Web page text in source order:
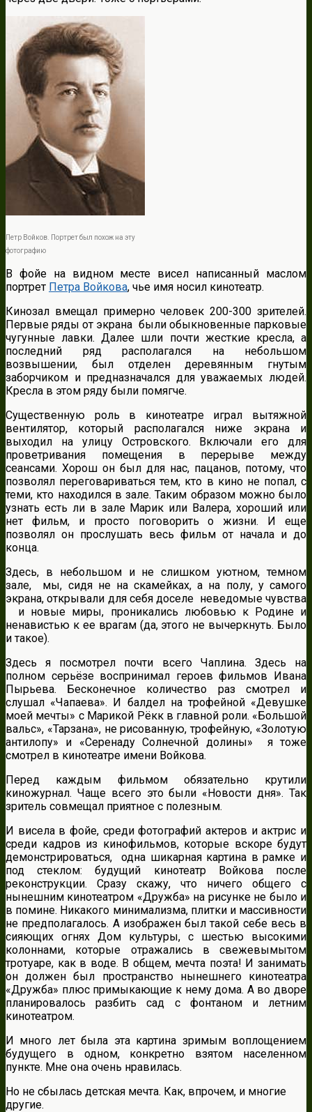
Петр Войков. Портрет был похож на эту
фотографию
В фойе на видном месте висел написанный маслом
портрет Петра Войкова, чье имя носил кинотеатр.
Кинозал вмещал примерно человек 200-300 зрителей.
Первые ряды от экрана были обыкновенные парковые
чугунные лавки. Далее шли почти жесткие кресла, а
последний ряд располагался на небольшом
возвышении, был отделен деревянным гнутым
заборчиком и предназначался для уважаемых людей.
Кресла в этом ряду были помягче.
Существенную роль в кинотеатре играл вытяжной
вентилятор, который располагался ниже экрана и
выходил на улицу Островского. Включали его для
проветривания помещения в перерыве между
сеансами. Хорош он был для нас, пацанов, потому, что
позволял переговариваться тем, кто в кино не попал, с
теми, кто находился в зале. Таким образом можно было
узнать есть ли в зале Марик или Валера, хороший или
нет фильм, и просто поговорить о жизни. И еще
позволял он прослушать весь фильм от начала и до
конца.
Здесь, в небольшом и не слишком уютном, темном
зале, мы, сидя не на скамейках, а на полу, у самого
экрана, открывали для себя доселе неведомые чувства
и новые миры, проникались любовью к Родине и
ненавистью к ее врагам (да, этого не вычеркнуть. Было
и такое).
Здесь я посмотрел почти всего Чаплина. Здесь на
полном серьёзе воспринимал героев фильмов Ивана
Пырьева. Бесконечное количество раз смотрел и
слушал «Чапаева». И балдел на трофейной «Девушке
моей мечты» с Марикой Рёкк в главной роли. «Большой
вальс», «Тарзана», не рисованную, трофейную, «Золотую
антилопу» и «Серенаду Солнечной долины» я тоже
смотрел в кинотеатре имени Войкова.
Перед каждым фильмом обязательно крутили
киножурнал. Чаще всего это были «Новости дня». Так
зритель совмещал приятное с полезным.
И висела в фойе, среди фотографий актеров и актрис и
среди кадров из кинофильмов, которые вскоре будут
демонстрироваться, одна шикарная картина в рамке и
под стеклом: будущий кинотеатр Войкова после
реконструкции. Сразу скажу, что ничего общего с
нынешним кинотеатром «Дружба» на рисунке не было и
в помине. Никакого минимализма, плитки и массивности
не предполагалось. А изображен был такой себе весь в
сияющих огнях Дом культуры, с шестью высокими
колоннами, которые отражались в свежевымытом
тротуаре, как в воде. В общем, мечта поэта! И занимать
он должен был пространство нынешнего кинотеатра
«Дружба» плюс примыкающие к нему дома. А во дворе
планировалось разбить сад с фонтаном и летним
кинотеатром.
И много лет была эта картина зримым воплощением
будущего в одном, конкретно взятом населенном
пункте. Мне она очень нравилась.
Но не сбылась детская мечта. Как, впрочем, и многие
другие.